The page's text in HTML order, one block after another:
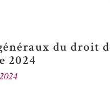
du droit
2024